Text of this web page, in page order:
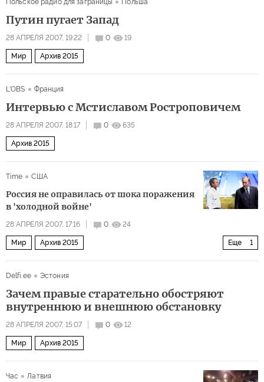
Польское радио для заграницы Польша
Путин пугает Запад
28 АПРЕЛЯ 2007, 19:22 0 19
Мир Архив 2015
L'OBS Франция
Интервью с Мстиславом Ростроповичем
28 АПРЕЛЯ 2007, 18:17 0 635
Архив 2015
Time США
Россия не оправилась от шока поражения
в 'холодной войне'
28 АПРЕЛЯ 2007, 17:16 0 24
Еще 1
Мир Архив 2015
Delfi.ee
Эстония
Зачем правые старательно обостряют
внутреннюю и внешнюю обстановку
28 АПРЕЛЯ 2007, 15:07 0 12
Мир Архив 2015
Час Латвия